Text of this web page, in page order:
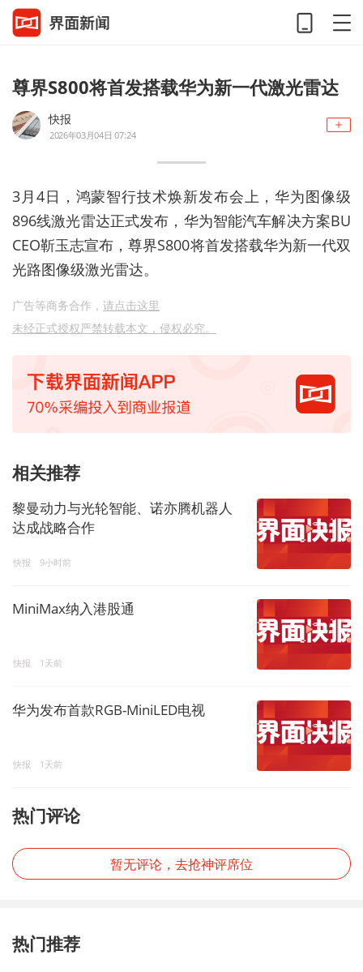
尊界S800将首发搭载华为新一代激光雷达
快报
2026年03月04日 07:24
3月4日，鸿蒙智行技术焕新发布会上，华为图像级
896线激光雷达正式发布，华为智能汽车解决方案BU
CEO靳玉志宣布，尊界S800将首发搭载华为新一代双
光路图像级激光雷达。
广告等商务合作， 请点击这里
未经正式授权严禁转载本文，侵权必究。
相关推荐
黎曼动力与光轮智能、诺亦腾机器人
达成战略合作
快报 9小时前
MiniMax纳入港股通
快报 1天前
华为发布首款RGB-MiniLED电视
快报 1天前
热门评论
暂无评论，去抢神评席位
热门推荐